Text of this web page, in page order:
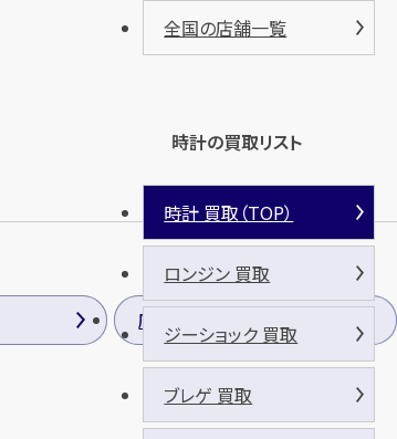
店長のご挨拶
全国の店舗一覧
時計の買取リスト
時計 買取（TOP）
ロンジン 買取
ジーショック 買取
ブレゲ 買取